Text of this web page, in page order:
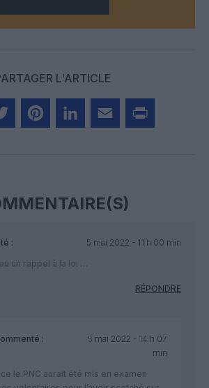
L'ARTICLE
:
5 mai 2022 - 11 h 00 min
un rappel à la loi …
RÉPONDRE
:
5 mai 2022 - 14 h 07
min
le PNC aurait été mis en examen